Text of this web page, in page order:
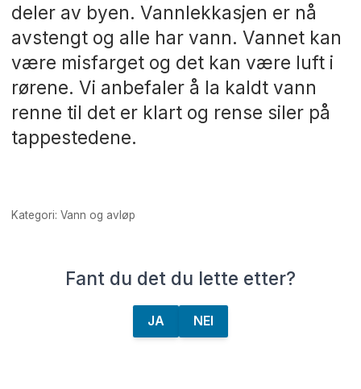
deler av byen. Vannlekkasjen er nå
avstengt og alle har vann. Vannet kan
være misfarget og det kan være luft i
rørene. Vi anbefaler å la kaldt vann
renne til det er klart og rense siler på
tappestedene.
Kategori: Vann og avløp
Fant du det du lette etter?
JA NEI